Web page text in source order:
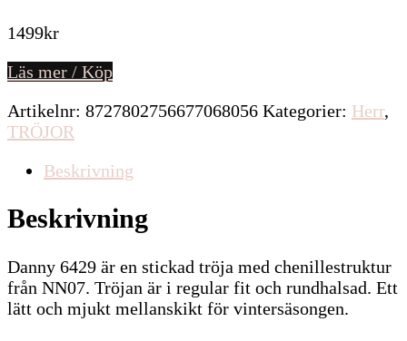
1499kr
Läs mer / Köp
Artikelnr: 8727802756677068056 Kategorier: Herr,
TRÖJOR
Beskrivning
Beskrivning
Danny 6429 är en stickad tröja med chenillestruktur
från NN07. Tröjan är i regular fit och rundhalsad. Ett
lätt och mjukt mellanskikt för vintersäsongen.